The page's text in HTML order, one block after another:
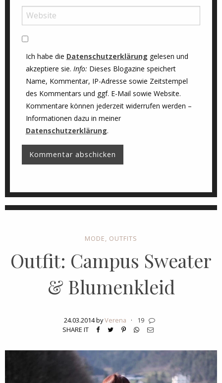
Ich habe die Datenschutzerklärung gelesen und
akzeptiere sie. Info: Dieses Blogazine speichert
Name, Kommentar, IP-Adresse sowie Zeitstempel
des Kommentars und ggf. E-Mail sowie Website.
Kommentare können jederzeit widerrufen werden –
Informationen dazu in meiner
Datenschutzerklärung.
MODE, OUTFITS
Outfit: Campus Sweater
& Blumenkleid
24.03.2014 byVerena ·
19
SHARE IT